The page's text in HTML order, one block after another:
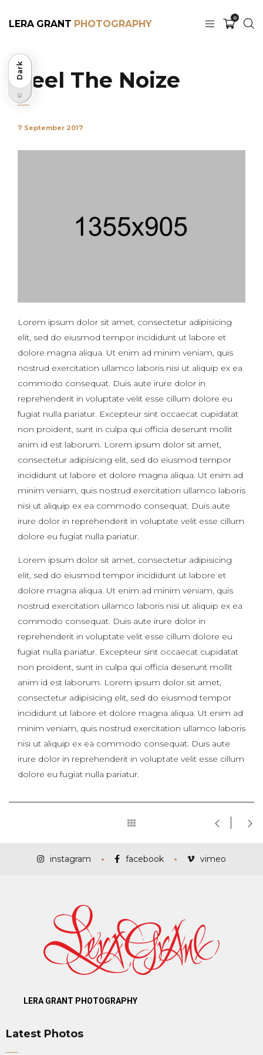
LERA GRANT
0
Feel The Noize
7 September 2017
Lorem ipsum dolor sit amet, consectetur adipisicing
elit, sed do eiusmod tempor incididunt ut labore et
dolore magna aliqua. Ut enim ad minim veniam, quis
nostrud exercitation ullamco laboris nisi ut aliquip ex ea
commodo consequat. Duis aute irure dolor in
reprehenderit in voluptate velit esse cillum dolore eu
fugiat nulla pariatur. Excepteur sint occaecat cupidatat
non proident, sunt in culpa qui officia deserunt mollit
anim id est laborum. Lorem ipsum dolor sit amet,
consectetur adipisicing elit, sed do eiusmod tempor
incididunt ut labore et dolore magna aliqua. Ut enim ad
minim veniam, quis nostrud exercitation ullamco laboris
nisi ut aliquip ex ea commodo consequat. Duis aute
irure dolor in reprehenderit in voluptate velit esse cillum
dolore eu fugiat nulla pariatur.
Lorem ipsum dolor sit amet, consectetur adipisicing
elit, sed do eiusmod tempor incididunt ut labore et
dolore magna aliqua. Ut enim ad minim veniam, quis
nostrud exercitation ullamco laboris nisi ut aliquip ex ea
commodo consequat. Duis aute irure dolor in
reprehenderit in voluptate velit esse cillum dolore eu
fugiat nulla pariatur. Excepteur sint occaecat cupidatat
non proident, sunt in culpa qui officia deserunt mollit
anim id est laborum. Lorem ipsum dolor sit amet,
consectetur adipisicing elit, sed do eiusmod tempor
incididunt ut labore et dolore magna aliqua. Ut enim ad
minim veniam, quis nostrud exercitation ullamco laboris
nisi ut aliquip ex ea commodo consequat. Duis aute
irure dolor in reprehenderit in voluptate velit esse cillum
dolore eu fugiat nulla pariatur.
instagram facebook vimeo
LERA GRANT PHOTOGRAPHY
Latest Photos
Light
Dark